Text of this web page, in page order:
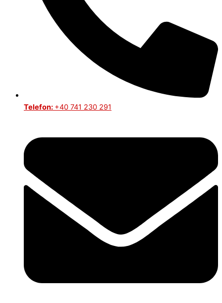
Telefon: +40 741 230 291